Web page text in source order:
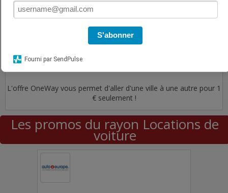
Offre One way à 1€ seulement
chez Europcar
L'offre OneWay vous permet d'aller d'une ville à une autre pour 1
€ seulement !
Les promos du rayon Locations de
voiture
S'abonner
Fourni par SendPulse